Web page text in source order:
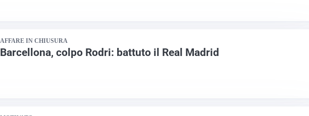
AFFARE IN CHIUSURA
Barcellona, colpo Rodri: battuto il Real Madrid